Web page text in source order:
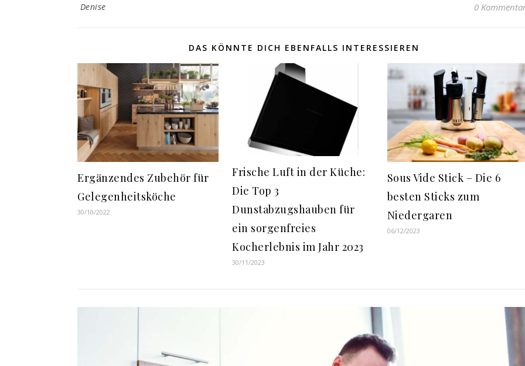
Denise 0
DAS KÖNNTE DICH EBENFALLS INTERESSIEREN
Ergänzendes Zubehör für
Gelegenheitsköche
30/10/2022
Frische Luft in der Küche:
Die Top 3
Dunstabzugshauben für
ein sorgenfreies
Kocherlebnis im Jahr 2023
30/11/2023
Sous Vide Stick – Die 6
besten Sticks zum
Niedergaren
06/12/2023